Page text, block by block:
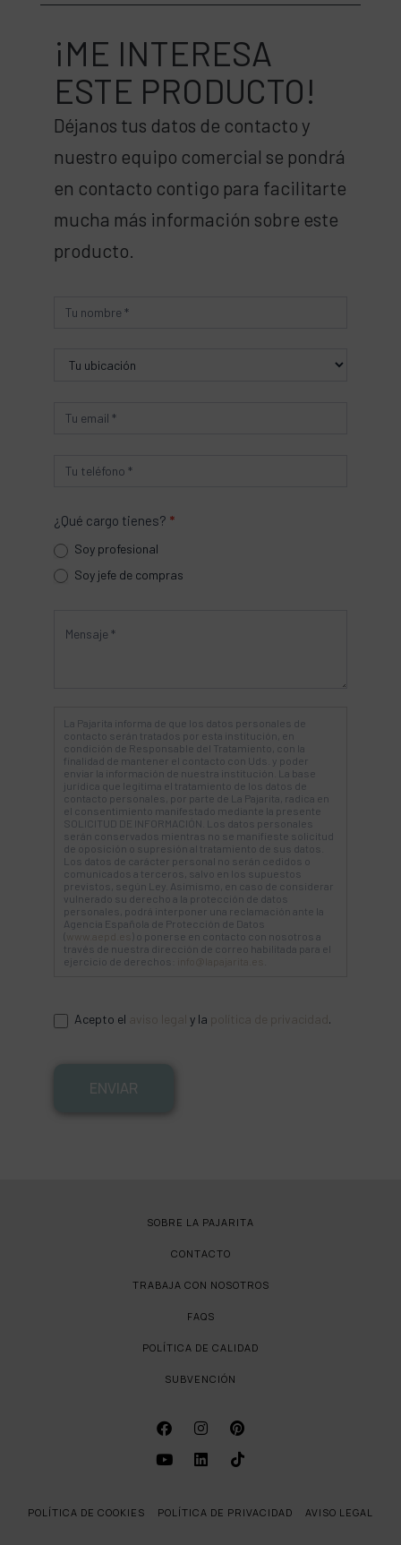
¡ME INTERESA
ESTE PRODUCTO!
Déjanos tus datos de contacto y
nuestro equipo comercial se pondrá
en contacto contigo para facilitarte
mucha más información sobre este
producto.
Producto
¿Qué cargo tienes? *
Soy profesional
Soy jefe de compras
La Pajarita informa de que los datos personales de
contacto serán tratados por esta institución, en
condición de Responsable del Tratamiento, con la
finalidad de mantener el contacto con Uds. y poder
enviar la información de nuestra institución. La base
jurídica que legitima el tratamiento de los datos de
contacto personales, por parte de La Pajarita, radica en
el consentimiento manifestado mediante la presente
SOLICITUD DE INFORMACIÓN. Los datos personales
serán conservados mientras no se manifieste solicitud
de oposición o supresión al tratamiento de sus datos.
Los datos de carácter personal no serán cedidos o
comunicados a terceros, salvo en los supuestos
previstos, según Ley. Asimismo, en caso de considerar
vulnerado su derecho a la protección de datos
personales, podrá interponer una reclamación ante la
Agencia Española de Protección de Datos
(
) o ponerse en contacto con nosotros a
través de nuestra dirección de correo habilitada para el
ejercicio de derechos:
Acepto el y la .
ENVIAR
SOBRE LA PAJARITA
CONTACTO
TRABAJA CON NOSOTROS
FAQS
POLÍTICA DE CALIDAD
SUBVENCIÓN
POLÍTICA DE COOKIES POLÍTICA DE PRIVACIDAD AVISO LEGAL